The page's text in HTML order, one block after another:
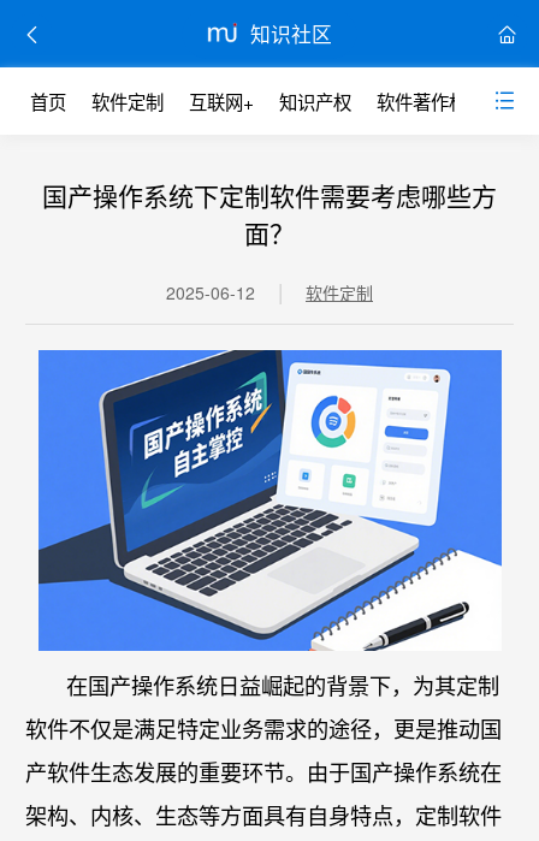
知识社区
首页 软件定制 互联网+ 知识产权 软件著作权 网站
国产操作系统下定制软件需要考虑哪些方
面？
2025-06-12 | 软件定制
在国产操作系统日益崛起的背景下，为其定制
软件不仅是满足特定业务需求的途径，更是推动国
产软件生态发展的重要环节。由于国产操作系统在
架构、内核、生态等方面具有自身特点， 定制软件